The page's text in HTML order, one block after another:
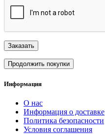
Заказать
Продолжить покупки
Информация
О нас
Информация о доставке
Политика безопасности
Условия соглашения